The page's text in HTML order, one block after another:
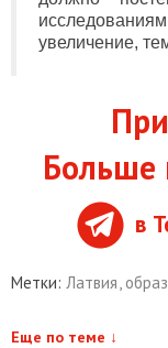
увеличение,
Больше
в
Метки: Латвия
Еще по теме ↓